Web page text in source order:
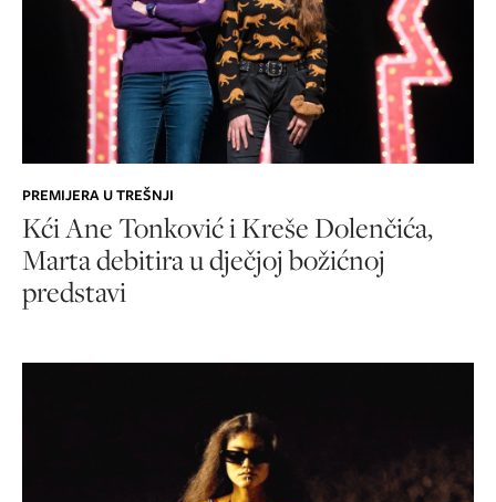
PREMIJERA U TREŠNJI
Kći Ane Tonković i Kreše Dolenčića,
Marta debitira u dječjoj božićnoj
predstavi